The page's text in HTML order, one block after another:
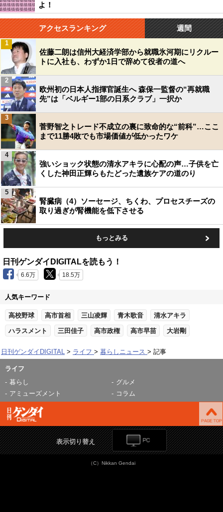
よ！
アクセスランキング 週間
佐藤二朗は信州大経済学部から就職氷河期にリクルー
トに入社も、わずか1日で辞めて役者の道へ
1
欧州初の日本人指揮官誕生へ 森保一監督の“再就職
先”は「ベルギー1部の日系クラブ」一択か
2
菅野智之トレード不成立の裏に致命的な“前科”…ここ
まで11勝4敗でも市場価値が低かったワケ
3
強いショック状態の清水アキラに心配の声…子供を亡
くした神田正輝らもたどった遺族ケアの道のり
4
腎臓病（4）ソーセージ、ちくわ、プロセスチーズの
取り過ぎが腎機能を低下させる
5
もっとみる
日刊ゲンダイDIGITALを読もう！
6.6万 18.5万
人気キーワード
高校野球 高市首相 三山凌輝 青木歌音 清水アキラ
ハラスメント 三田佳子 高市政権 高市早苗 大岩剛
日刊ゲンダイDIGITAL ライフ 暮らしニュース 記事
ライフ
暮らし
グルメ
アミューズメント
コラム
表示切り替え
（C）Nikkan Gendai